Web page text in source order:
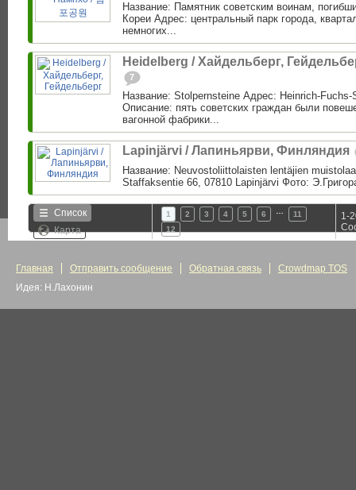
Название: Памятник советским воинам,
Кореи Адрес: центральный парк города,
немногих...
Heidelberg / Хайдельберг,
7
Название: Stolpernsteine Адрес: Heinrich-Fuchs-
Описание: пять советских граждан были
вагонной фабрики...
Lapinjärvi / Лапиньярви, Финляндия
Название: Neuvostoliittolaisten lentäjien
Staffaksentie 66, 07810 Lapinjärvi Фото:
Список
Карта
1 2 3 4 5 6
11
12
1-
Главная Отправить сообщение Обратная связь
Crowdmap TOS
Идея: Н.Лахонин